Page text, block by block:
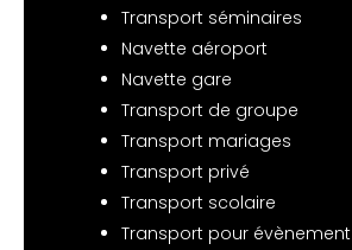
Transport séminaires
Navette aéroport
Navette gare
Transport de groupe
Transport mariages
Transport privé
Transport scolaire
Transport pour évènement